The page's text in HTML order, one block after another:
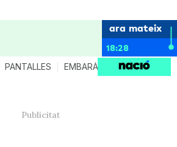
ara mateix
18:28
PANTALLES EMBARÀS CRIANÇA